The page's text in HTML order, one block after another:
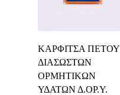
Καλάθι
ΚΑΡΦΙΤΣΑ ΠΕΤΟΥ
ΔΙΑΣΩΣΤΩΝ
ΟΡΜΗΤΙΚΩΝ
ΥΔΑΤΩΝ Δ.ΟΡ.Υ.